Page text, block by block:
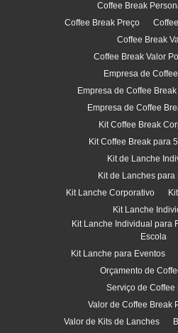
Coffee Break
Coffee Break Preço
Coffee Break
Coffee Break Valor
Empresa de
Empresa de Coffee
Empresa de Coffee
Kit Coffee Break
Kit Coffee Break para
Kit de Lanche
Kit de Lanches para
Kit Lanche Corporativo
Kit Lanche
Kit Lanche Individual para
Escola
Kit Lanche para Eventos
Orçamento de
Serviço de Coffee
Valor de Coffee Break
Valor de Kits de Lanches